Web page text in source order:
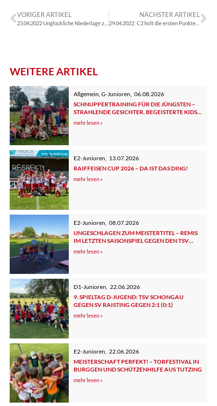
VORIGER ARTIKEL NÄCHSTER ARTIKEL
29.04.2022: C2 holt die ersten Punkte beim 3:2 gegen den TSV Altenstadt
WEITERE ARTIKEL
Allgemein,G-Junioren, 06.08.2026
SCHNUPPERTRAINING FÜR DIE JÜNGSTEN –
STRAHLENDE GESICHTER, BEGEISTERTE KIDS
UND ELTERN
mehr lesen »
E2-Junioren, 13.07.2026
RAIFFEISEN CUP 2026 – DA IST DAS DING!
mehr lesen »
E2-Junioren
08.07.2026
UNGESCHLAGEN ZUM MEISTERTITEL – REMIS
IM LETZTEN SAISONSPIEL GEGEN DEN TSV
TUTZING 2
mehr lesen »
D1-Junioren, 22.06.2026
9. SPIELTAG D-JUGEND: TSV SCHONGAU
GEGEN SV RAISTING GEGEN 2:1 (0:1)
mehr lesen »
E2-Junioren
22.06.2026
MEISTERSCHAFT PERFEKT! – TORFESTIVAL IN
BURGGEN UND SCHÜTZENHILFE AUS TUTZING
mehr lesen »